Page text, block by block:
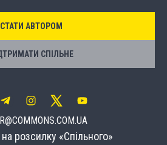
СТАТИ АВТОРОМ
СПІЛЬНЕ
розсилку «Спільного»